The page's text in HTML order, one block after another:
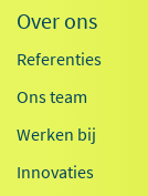
Over ons
Referenties
Ons team
Werken bij
Innovaties